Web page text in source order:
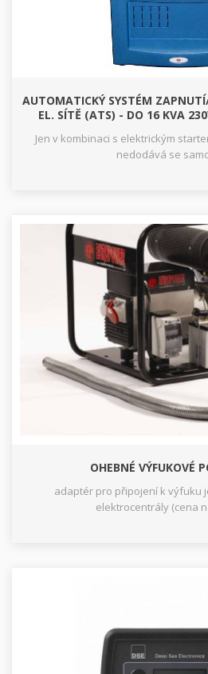
AUTOMATICKÝ SYSTÉM
EL. SÍTĚ (ATS) - DO 16 KVA
Jen v kombinaci s elektrickým
nedodává se
OHEBNÉ VÝFUKOVÉ
adaptér pro připojení k výfuku
elektrocentrály (cena